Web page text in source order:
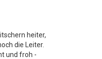
heiter,
die Leiter.
und froh -